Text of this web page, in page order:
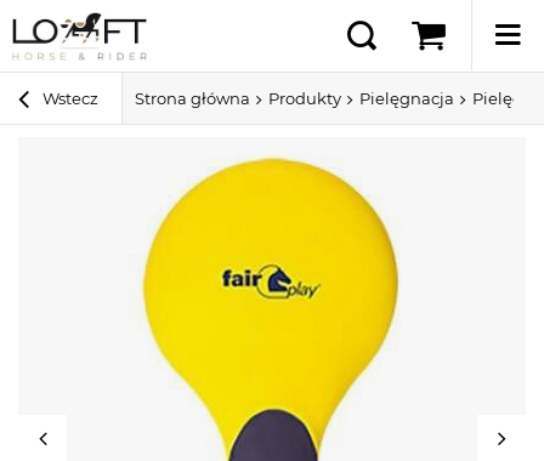
Wstecz Strona główna Produkty Pielęgnacja